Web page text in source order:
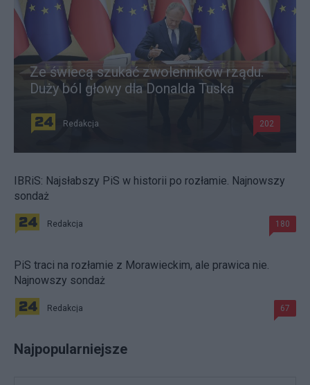
Ze świecą szukać zwolenników rządu.
Duży ból głowy dla Donalda Tuska
Redakcja 202
IBRiS: Najsłabszy PiS w historii po rozłamie. Najnowszy
sondaż
Redakcja 180
PiS traci na rozłamie z Morawieckim, ale prawica nie.
Najnowszy sondaż
Redakcja 67
Najpopularniejsze